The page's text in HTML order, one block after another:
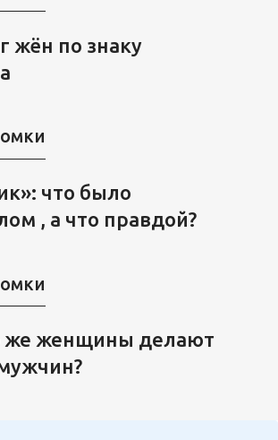
жён по знаку
что было
, а что правдой?
же женщины делают